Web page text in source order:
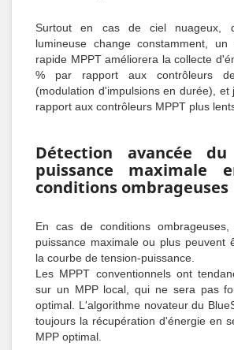
Surtout en cas de ciel nuageux,
lumineuse change constamment, un
rapide MPPT améliorera la collecte
% par rapport aux contrôleurs
(modulation d'impulsions en durée), et
rapport aux contrôleurs MPPT plus
Détection avancée
puissance maximale
conditions ombrageuses
En cas de conditions
puissance maximale ou plus peuvent
la courbe de tension-puissance.
Les MPPT conventionnels ont
sur un MPP local, qui ne sera pas
optimal. L'algorithme novateur du
toujours la récupération d'énergie en
MPP optimal.